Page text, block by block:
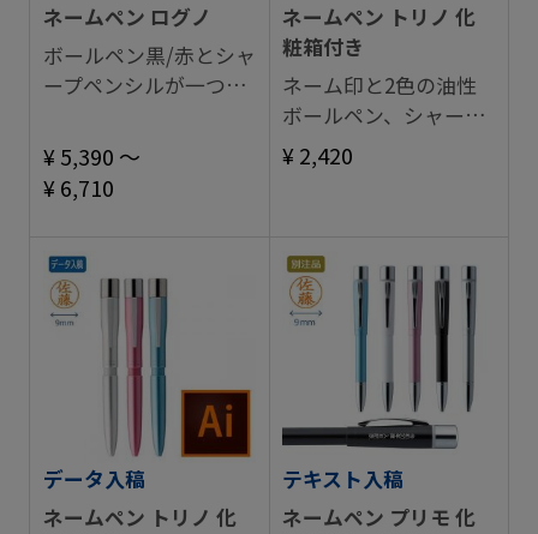
ネームペン ログノ
ボールペン黒/赤とシャ
ープペンシルが一つに
¥ 5,390 ～
¥ 6,710
ネームペン トリノ 化
粧箱付き
ネーム印と2色の油性
ボールペン、シャープ
ペンシルが1本に。
¥ 2,420
データ入稿
ネームペン トリノ 化
テキスト入稿
ネームペン プリモ 化